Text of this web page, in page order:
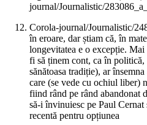
journal/Journalistic/
Corola-journal/Journalistic/
în eroare, dar știam că, în
longevitatea e o excepție.
fi să ținem cont, ca în
sănătoasa tradiție), ar însemna
care (se vede cu ochiul liber)
fiind rând pe rând abandonat
să-i învinuiesc pe Paul
recentă pentru opțiunea